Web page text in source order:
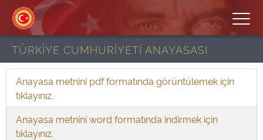
TÜRKİYE CUMHURİYETİ ANAYASASI
Anayasa metnini pdf formatında görüntülemek için
tıklayınız.
Anayasa metnini word formatında indirmek için
tıklayınız.